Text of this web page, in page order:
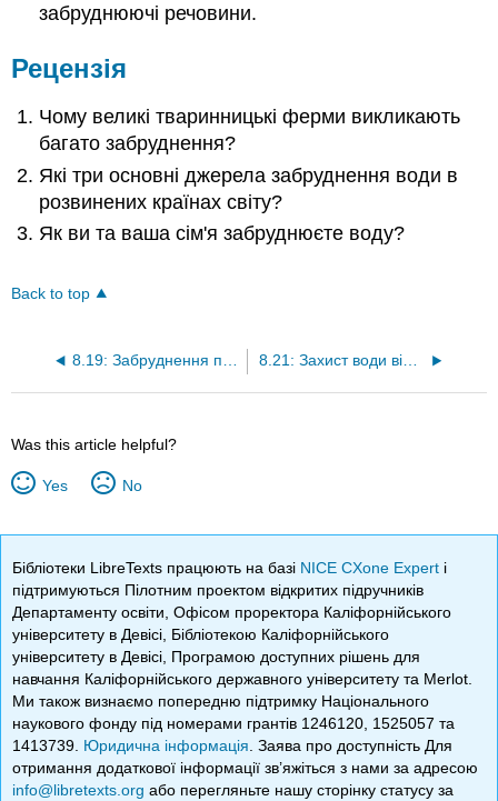
забруднюючі речовини.
Рецензія
Чому великі тваринницькі ферми викликають
багато забруднення?
Які три основні джерела забруднення води в
розвинених країнах світу?
Як ви та ваша сім'я забруднюєте воду?
Back to top
8.19: Забруднення підземних вод 8.21: Захист води від забруднення
Was this article helpful?
Yes No
Бібліотеки LibreTexts працюють на базі NICE CXone Expert і
підтримуються Пілотним проектом відкритих підручників
Департаменту освіти, Офісом проректора Каліфорнійського
університету в Девісі, Бібліотекою Каліфорнійського
університету в Девісі, Програмою доступних рішень для
навчання Каліфорнійського державного університету та Merlot.
Ми також визнаємо попередню підтримку Національного
наукового фонду під номерами грантів 1246120, 1525057 та
1413739. Юридична інформація . Заява про доступність Для
отримання додаткової інформації зв’яжіться з нами за адресою
info@libretexts.org або перегляньте нашу сторінку статусу за